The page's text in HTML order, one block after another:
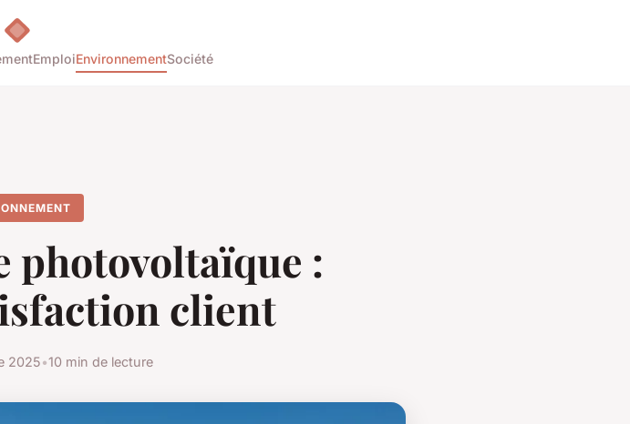
EmploiEnvironnementSociété
photovoltaïque :
client
2025•10 min de lecture